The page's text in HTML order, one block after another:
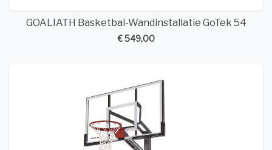
GOALIATH Basketbal-Wandinstallatie GoTek 54
€ 549,00